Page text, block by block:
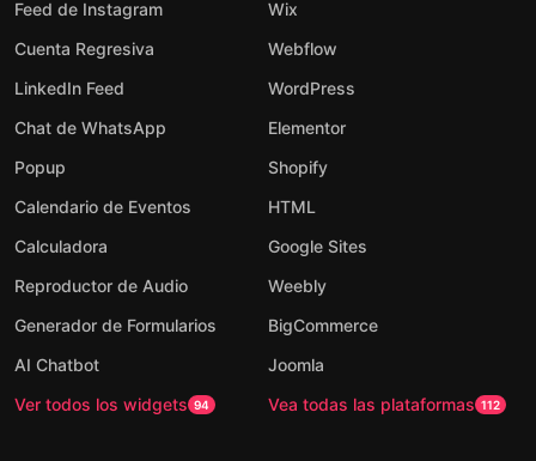
Feed de Instagram
Cuenta Regresiva
LinkedIn Feed
Chat de WhatsApp
Popup
Calendario de Eventos
Calculadora
Reproductor de Audio
Generador de Formularios
AI Chatbot
Ver todos los widgets 94
Wix
Webflow
WordPress
Elementor
Shopify
HTML
Google Sites
Weebly
BigCommerce
Joomla
Vea todas las plataformas 112